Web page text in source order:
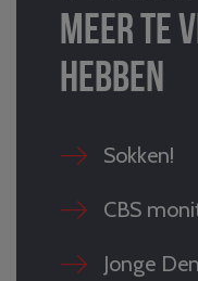
meer te
hebben
Sokken!
CBS
Jonge